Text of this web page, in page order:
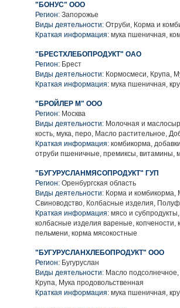
"БОНУС" ООО
Регион: Запорожье
Виды деятельности: Отруби, Корма и
Краткая информация: мука пшеничная,
"БРЕСТХЛЕБОПРОДУКТ" ОАО
Регион: Брест
Виды деятельности: Кормосмеси, Крупа,
Краткая информация: мука пшеничная,
"БРОЙЛЕР М" ООО
Регион: Москва
Виды деятельности: Молочная и
кость, мука, перо, Масло растительное,
Краткая информация: комбикорма,
отруби пшеничные, премиксы, витамины,
"БУГУРУСЛАНМЯСОПРОДУКТ" ГУП
Регион: Оренбургская область
Виды деятельности: Корма и комбикорма,
Свиноводство, Колбасные изделия,
Краткая информация: мясо и
колбасные изделия вареные,
пельмени, корма мясокостные
"БУГУРУСЛАНХЛЕБОПРОДУКТ" ООО
Регион: Бугуруслан
Виды деятельности: Масло
Крупа, Мука продовольственная
Краткая информация: мука пшеничная,